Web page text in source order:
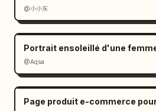
@小小东
Portrait ensoleillé d'une
@Aqsa